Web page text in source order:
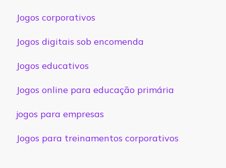
Jogos corporativos
Jogos digitais sob encomenda
Jogos educativos
Jogos online para educação primária
jogos para empresas
Jogos para treinamentos corporativos